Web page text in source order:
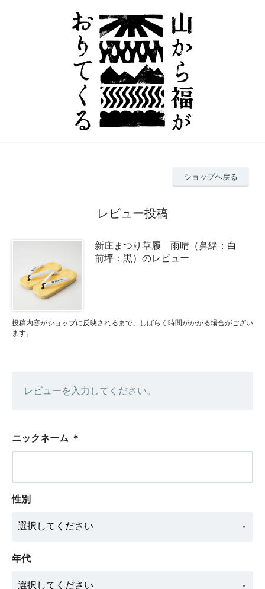
ショップへ戻る
レビュー投稿
新庄まつり草履 雨晴（鼻緒：白
前坪：黒）のレビュー
投稿内容がショップに反映されるまで、しばらく時間がかかる場合がござい
ます。
レビューを入力してください。
ニックネーム ＊
性別
年代